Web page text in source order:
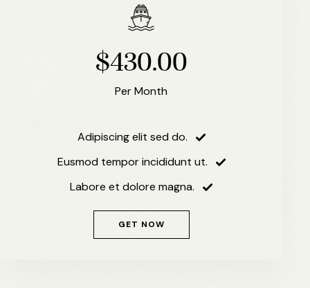
$430.00
Per Month
Adipiscing elit sed do.
Eusmod tempor incididunt ut.
Labore et dolore magna.
GET NOW